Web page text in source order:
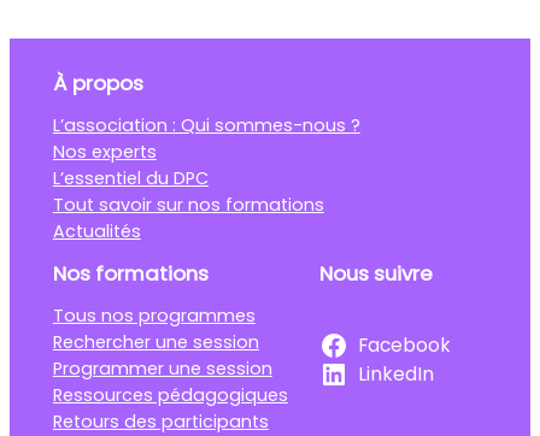
À propos
L’association : Qui sommes-nous ?
Nos experts
L’essentiel du DPC
Tout savoir sur nos formations
Actualités
Nos formations
Tous nos programmes
Rechercher une session
Programmer une session
Ressources pédagogiques
Retours des participants
Nous suivre
Facebook
LinkedIn